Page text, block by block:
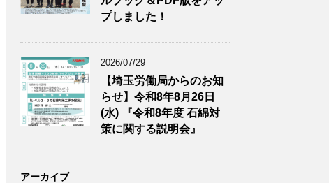
プしました！
2026/07/29
【埼玉労働局からのお知
らせ】令和8年8月26日
(水) 『令和8年度 石綿対
策に関する説明会』
アーカイブ